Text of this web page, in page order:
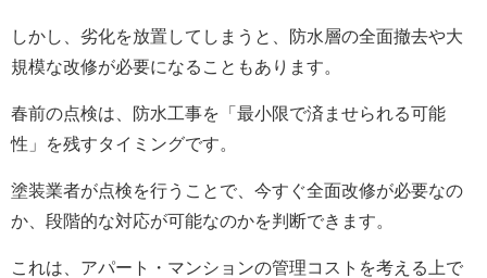
しかし、劣化を放置してしまうと、防水層の全面撤去や大
規模な改修が必要になることもあります。
春前の点検は、防水工事を「最小限で済ませられる可能
性」を残すタイミングです。
塗装業者が点検を行うことで、今すぐ全面改修が必要なの
か、段階的な対応が可能なのかを判断できます。
これは、アパート・マンションの管理コストを考える上で